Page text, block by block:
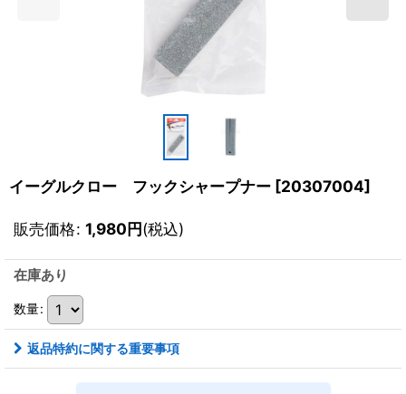
イーグルクロー フックシャープナー [20307004]
販売価格: 1,980円(税込)
在庫あり
数量:
返品特約に関する重要事項